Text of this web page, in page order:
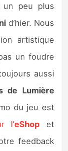
un peu plus
d’hier. Nous
artistique
un foudre
aussi
de Lumière
du jeu est
l’eShop et
feedback